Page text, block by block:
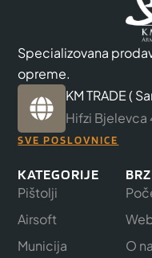
Specializovana
opreme.
KM TRADE (
Hifzi Bjelevca
SVE POSLOVNICE
KATEGORIJE
Pištolji
Airsoft
Municija
O